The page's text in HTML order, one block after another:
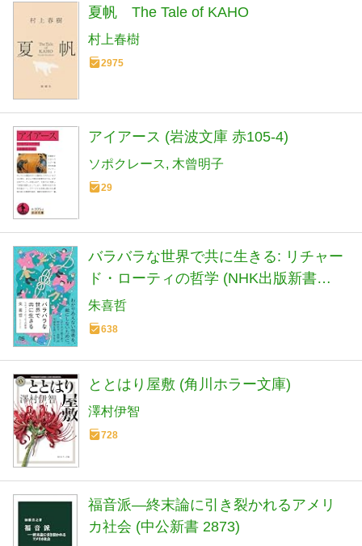
夏帆 The Tale of KAHO
村上春樹
2975
アイアース (岩波文庫 赤105-4)
ソポクレース 木曾明子
29
バラバラな世界で共に生きる: リチャー
ド・ローティの哲学 (NHK出版新書
760)
朱喜哲
638
ととはり屋敷 (角川ホラー文庫)
澤村伊智
728
福音派―終末論に引き裂かれるアメリ
カ社会 (中公新書 2873)